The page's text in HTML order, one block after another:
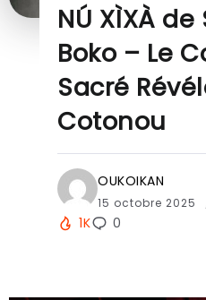
NÚ XÌXÀ
Boko – Le
Sacré
Cotonou
OUKOIKAN
15 octobre 2025
1K 0